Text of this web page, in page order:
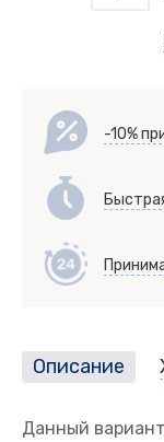
-10%
Описание
Данный